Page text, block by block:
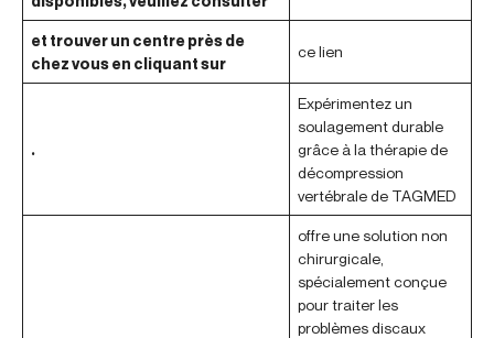
et trouver un centre près de
chez vous en cliquant sur
ce lien
.
Expérimentez un
soulagement durable
grâce à la thérapie de
décompression
vertébrale de TAGMED
offre une solution non
chirurgicale,
spécialement conçue
pour traiter les
problèmes discaux